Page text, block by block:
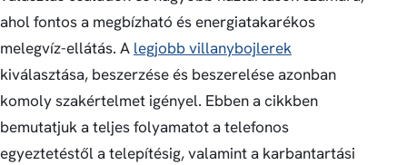
ahol fontos a megbízható és energiatakarékos
melegvíz-ellátás. A legjobb villanybojlerek
kiválasztása, beszerzése és beszerelése azonban
komoly szakértelmet igényel. Ebben a cikkben
bemutatjuk a teljes folyamatot a telefonos
egyeztetéstől a telepítésig, valamint a karbantartási